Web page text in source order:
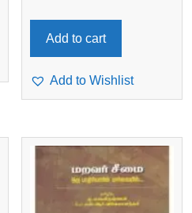
Add to cart
Add to Wishlist